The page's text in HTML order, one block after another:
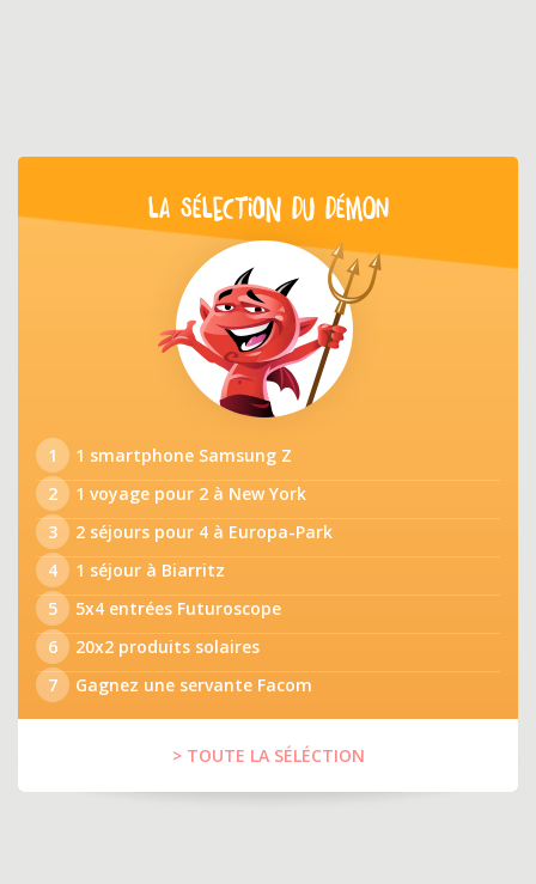
LA SÉLECTION DU DÉMON
1
1 smartphone Samsung Z
2
1 voyage pour 2 à New York
3
2 séjours pour 4 à Europa-Park
4
1 séjour à Biarritz
5
5x4 entrées Futuroscope
6
20x2 produits solaires
7
Gagnez une servante Facom
> TOUTE LA SÉLÉCTION